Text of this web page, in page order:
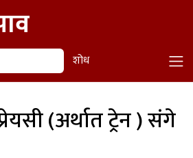
शोध
(अर्थात ट्रेन ) संगे